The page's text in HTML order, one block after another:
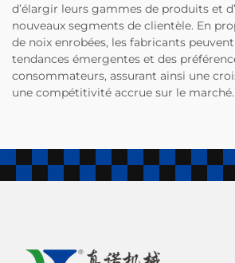
d’élargir leurs gammes de produits et
nouveaux segments de clientèle. En
de noix enrobées, les fabricants
tendances émergentes et des
consommateurs, assurant ainsi une
une compétitivité accrue sur le marché.